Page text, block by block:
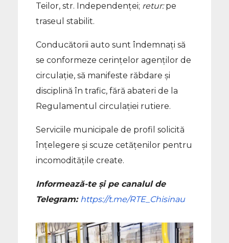
Teilor, str. Independenței; retur:pe
traseul stabilit.
Conducătorii auto sunt îndemnaţi să
se conformeze cerințelor agenților de
circulație, să manifeste răbdare și
disciplină în trafic, fără abateri de la
Regulamentul circulației rutiere.
Serviciile municipale de profil solicită
înțelegere și scuze cetățenilor pentru
incomoditățile create.
Informează-te și pe canalul de
Telegram: https://t.me/RTE_Chisinau